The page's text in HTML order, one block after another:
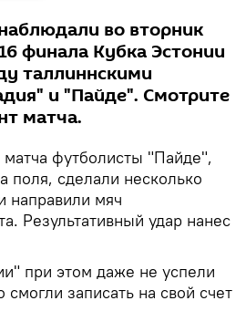
во вторник
финала Кубка Эстонии
таллиннскими
и "Пайде". Смотрите
матча.
футболисты "Пайде",
поля, сделали несколько
направили мяч
Результативный удар нанес
при этом даже не успели
смогли записать на свой счет